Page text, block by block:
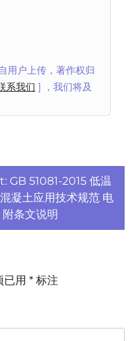
用户上传，著作权归
系我们 ] ，我们将及
GB 51081-2015 低温
凝土应用技术规范 电
附条文说明
已用 * 标注